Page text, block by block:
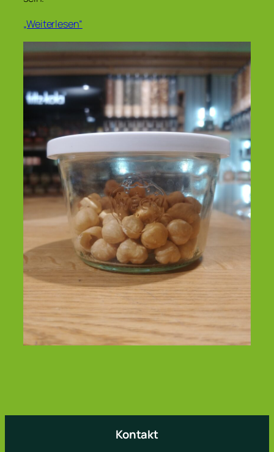
„Weiterlesen“
Kontakt